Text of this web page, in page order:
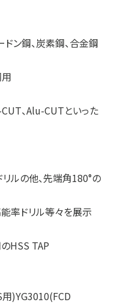
ン鋼、炭素鋼、合金鋼
、Alu-CUTといった
ルの他、先端角180°の
ドリル等々を展示
HSS TAP
)YG3010(FCD